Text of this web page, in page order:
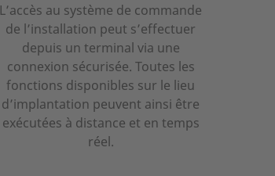
L’accès au système de commande
de l’installation peut s’effectuer
depuis un terminal via une
connexion sécurisée. Toutes les
fonctions disponibles sur le lieu
d’implantation peuvent ainsi être
exécutées à distance et en temps
réel.